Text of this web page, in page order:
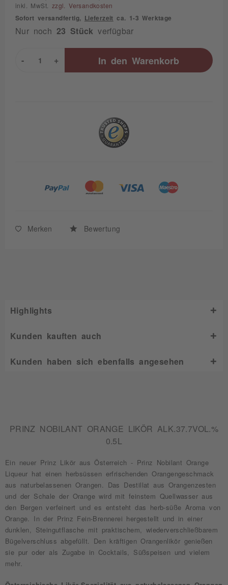
inkl. MwSt. zzgl. Versandkosten
Sofort versandfertig, Lieferzeit ca. 1-3 Werktage
Nur noch 23 Stück verfügbar
+
- In den Warenkorb
Merken Bewertung
Highlights
Kunden kauften auch
Kunden haben sich ebenfalls angesehen
PRINZ NOBILANT ORANGE LIKÖR ALK.37.7VOL.%
0.5L
Ein neuer Prinz Likör aus Österreich - Prinz Nobilant Orange
Liqueur hat einen herbsüssen erfrischenden Orangengeschmack
aus naturbelassenen Orangen. Das Destillat aus Orangenzesten
und der Schale der Orange wird mit feinstem Quellwasser aus
den Bergen verfeinert und es entsteht das herb-süße Aroma von
Orange. In der Prinz Fein-Brennerei hergestellt und in einer
dunklen, Steingutflasche mit praktischem, wiederverschließbarem
Bügelverschluss abgefüllt. Den kräftigen Orangenlikör genießen
sie pur oder als Zugabe in Cocktails, Süßspeisen und vielem
mehr.